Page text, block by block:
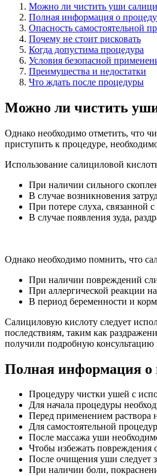
Можно ли чистить уши
Полная информация о
Опасность самостоятельной
Почему не стоит рисковать
Когда допустима процедура
Условия безопасной
Преимущества и недостатки
Что ждать после процедуры
Можно ли чистить
Однако необходимо отметить, что
приступить к процедуре,
Использование салициловой
При наличии сильного
В случае возникновения
При потере слуха, связанной
В случае появления зуда,
Однако необходимо помнить, что
При наличии повреждений
При аллергической реакции
В период беременности и
Салициловую кислоту следует
последствиям, таким как
получили подробную консультацию
Полная информация о
Процедуру чистки ушей с
Для начала процедуры
Перед применением раствора
Для самостоятельной
После массажа уши
Чтобы избежать повреждения
После очищения уши следует
При наличии боли,